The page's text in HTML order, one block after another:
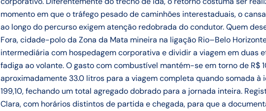
momento em que o tráfego pesado de caminhões interestaduais, o
ao longo do percurso exigem atenção redobrada do condutor. Quem
Fora, cidade-polo da Zona da Mata mineira na ligação Rio–Belo
intermediária com hospedagem corporativa e dividir a viagem em duas
fadiga ao volante. O gasto com combustível mantém-se em torno de R$
aproximadamente 33.0 litros para a viagem completa quando somada à
199,10, fechando um total agregado dobrado para a jornada inteira.
Clara, com horários distintos de partida e chegada, para que a